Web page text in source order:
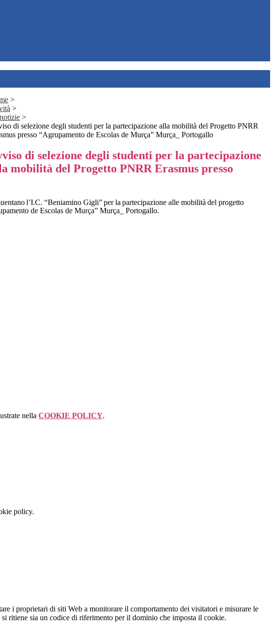
>
>
>
di selezione degli studenti per la partecipazione alla mobilità del Progetto PNRR
presso “Agrupamento de Escolas de Murça” Murça_ Portogallo
di selezione degli studenti per la partecipazione
mobilità del Progetto PNRR Erasmus presso
l’I.C. “Beniamino Gigli” per la partecipazione alle mobilità del progetto
de Escolas de Murça” Murça_ Portogallo.
nella COOKIE POLICY.
policy.
i proprietari di siti Web a monitorare il comportamento dei visitatori e misurare le
ritiene sia un codice di riferimento per il dominio che imposta il cookie.